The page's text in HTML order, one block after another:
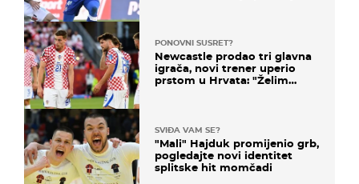
PONOVNI SUSRET?
Newcastle prodao tri glavna
igrača, novi trener uperio
prstom u Hrvata: "Želim
SVIĐA VAM SE?
"Mali" Hajduk promijenio grb,
pogledajte novi identitet
splitske hit momčadi